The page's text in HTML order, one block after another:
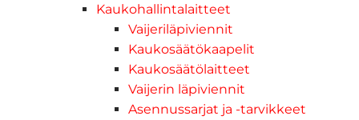
Kaukohallintalaitteet
Vaijeriläpiviennit
Kaukosäätökaapelit
Kaukosäätölaitteet
Vaijerin läpiviennit
Asennussarjat ja -tarvikkeet